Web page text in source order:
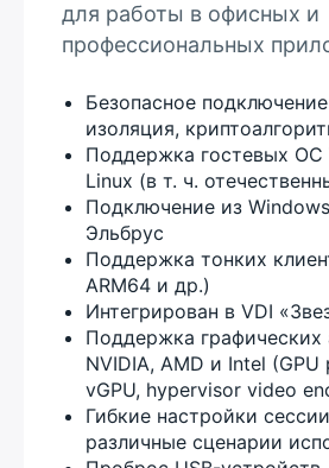
для работы в офисных и
профессиональных
Безопасное
изоляция,
Поддержка гостевых ОС
Linux (в т. ч.
Подключение из
Эльбрус
Поддержка тонких
ARM64 и др.)
Интегрирован в VDI
Поддержка графических
NVIDIA, AMD и Intel (GPU
vGPU, hypervisor video
Гибкие настройки
различные сценарии